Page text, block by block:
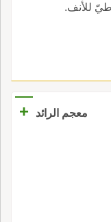
للأنف.
معجم الرائد +